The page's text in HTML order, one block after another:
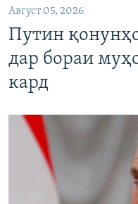
Август 05, 2026
Путин
дар бораи
кард